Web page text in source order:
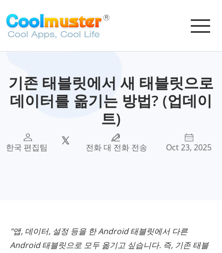
기존 태블릿에서 새 태블릿으로
데이터를 옮기는 방법? (업데이
트)
한국 편집팀 전화 대 전화 전송 Oct 23, 2025
"앱, 데이터, 설정 등을 한 Android 태블릿에서 다른
Android 태블릿으로 모두 옮기고 싶습니다. 즉, 기존 태블